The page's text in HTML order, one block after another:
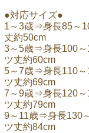
●対応サイズ●
1～3歳⇒身長85～
丈約50cm
3～5歳⇒身長100
ツ丈約60cm
5～7歳⇒身長110
ツ丈約69cm
7～9歳⇒身長120
ツ丈約79cm
9～11歳⇒身長130
ツ丈約84cm